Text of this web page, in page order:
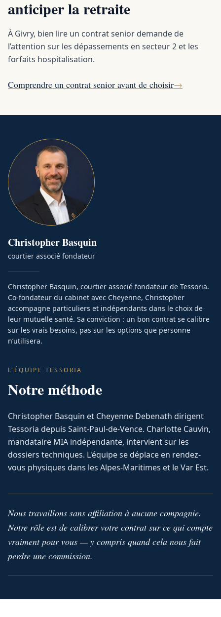
anticiper la retraite
À Givry, bien lire un contrat senior demande de
l’attention sur les dépassements en secteur 2 et les
forfaits hospitalisation.
Comprendre un contrat senior avant de choisir→
ChristopherBasquin
courtier associé fondateur
Christopher Basquin, courtier associé fondateur de Tessoria.
Co-fondateur du cabinet avec Cheyenne, Christopher
accompagne particuliers et indépendants dans le choix de
leur mutuelle santé. Sa conviction : un bon contrat se calibre
sur les vrais besoins, pas sur les options que personne
n’utilisera.
L'ÉQUIPE TESSORIA
Notre méthode
Christopher Basquin et Cheyenne Debenath dirigent
Tessoria depuis Saint-Paul-de-Vence. Charlotte Cauvin,
mandataire MIA indépendante, intervient sur les
dossiers techniques. L'équipe se déplace en rendez-
vous physiques dans les Alpes-Maritimes et le Var Est.
Nous travaillons sans affiliation à aucune compagnie.
Notre rôle est de calibrer votre contrat sur ce qui compte
vraiment pour vous — y compris quand cela nous fait
perdre une commission.